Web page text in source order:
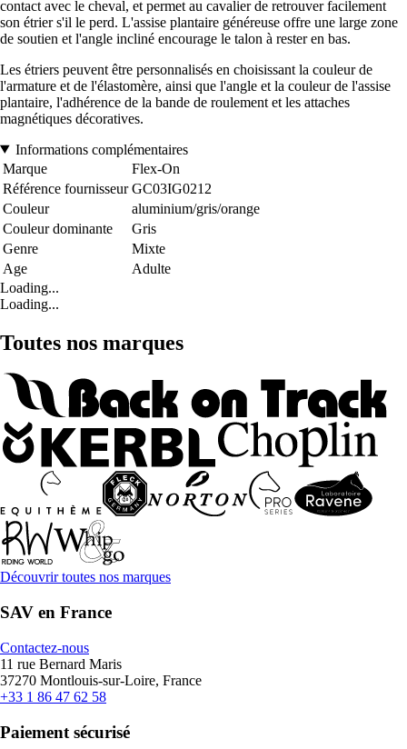
contact avec le cheval, et permet au cavalier de retrouver facilement
son étrier s'il le perd. L'assise plantaire généreuse offre une large zone
de soutien et l'angle incliné encourage le talon à rester en bas.
Les étriers peuvent être personnalisés en choisissant la couleur de
l'armature et de l'élastomère, ainsi que l'angle et la couleur de l'assise
plantaire, l'adhérence de la bande de roulement et les attaches
magnétiques décoratives.
Informations complémentaires
Marque
Flex-On
Référence fournisseur GC03IG0212
Couleur
aluminium/gris/orange
Couleur dominante
Gris
Genre
Mixte
Age
Adulte
Loading...
Loading...
Toutes nos marques
Découvrir toutes nos marques
SAV en France
Contactez-nous
11 rue Bernard Maris
37270 Montlouis-sur-Loire, France
+33 1 86 47 62 58
Paiement sécurisé